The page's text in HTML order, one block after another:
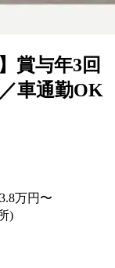
賞与年3回
車通勤OK
万円〜
)